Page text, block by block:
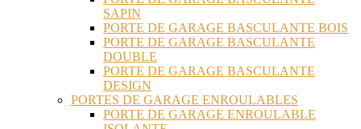
SAPIN
PORTE DE GARAGE BASCULANTE BOIS
PORTE DE GARAGE BASCULANTE
DOUBLE
PORTE DE GARAGE BASCULANTE
DESIGN
PORTES DE GARAGE ENROULABLES
PORTE DE GARAGE ENROULABLE